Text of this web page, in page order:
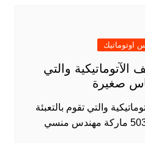
اوتوماتيك
الآتوماتيكية والتي
صغيرة
والتي تقوم بالتعبئة